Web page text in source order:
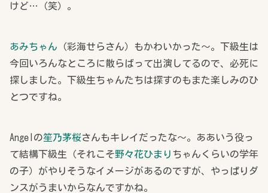
けど…（笑）。
あみちゃん （彩海せらさん）もかわいかった～。下級生は
今回いろんなところに散らばって出演してるので、必死に
探しました。下級生ちゃんたちは探すのもまた楽しみのひ
とつですね。
Angelの笙乃茅桜さんもキレイだったな～。ああいう役っ
て結構下級生（それこそ野々花ひまり ちゃんくらいの学年
の子）がやりそうなイメージがあるのですが、やっぱりダ
ンスがうまいからなんですかね。